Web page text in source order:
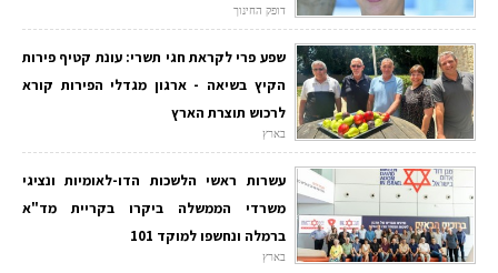
דופק החינוך
שפע פרי לקראת חגי תשרי: עונת קטיף פירות
הקיץ בשיאה - ארגון מגדלי הפירות קורא
לרכוש תוצרת הארץ
בארץ
עשרות ראשי הלשכות הדו-לאומיות ונציגי
משרדי הממשלה ביקרו בקריית מד"א
ברמלה ונחשפו למוקד 101
בארץ